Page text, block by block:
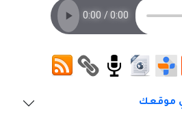
موقعك